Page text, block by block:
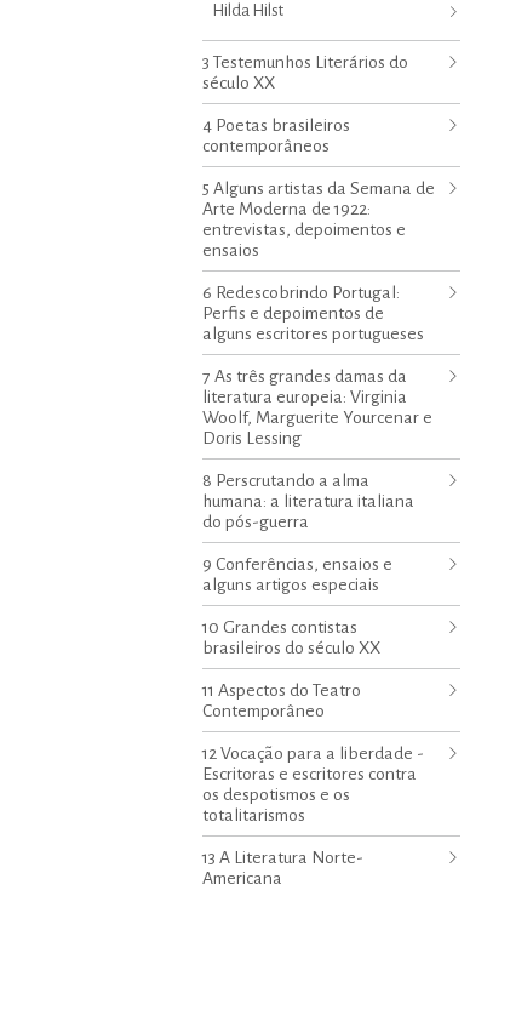
Hilda Hilst
3 Testemunhos Literários do
século XX
4 Poetas brasileiros
contemporâneos
5 Alguns artistas da Semana de
Arte Moderna de 1922:
entrevistas, depoimentos e
ensaios
6 Redescobrindo Portugal:
Perfis e depoimentos de
alguns escritores portugueses
7 As três grandes damas da
literatura europeia: Virginia
Woolf, Marguerite Yourcenar e
Doris Lessing
8 Perscrutando a alma
humana: a literatura italiana
do pós-guerra
9 Conferências, ensaios e
alguns artigos especiais
10 Grandes contistas
brasileiros do século XX
11 Aspectos do Teatro
Contemporâneo
12 Vocação para a liberdade -
Escritoras e escritores contra
os despotismos e os
totalitarismos
13 A Literatura Norte-
Americana